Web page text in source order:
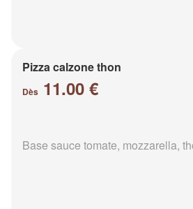
Pizza calzone thon
Dès 11.00 €
Base sauce tomate, mozzarella,